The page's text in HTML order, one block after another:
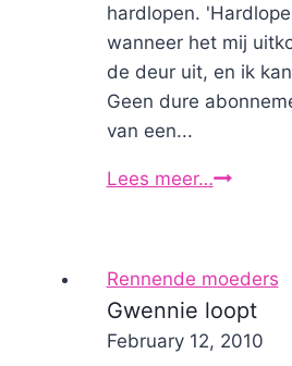
hardlopen.
wanneer het mij
de deur uit, en ik
Geen dure
van een...
Lees meer…
Rennende moeders
Gwennie loopt
ByNicole
February 12, 2010